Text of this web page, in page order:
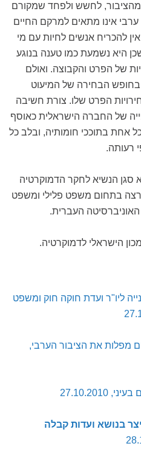
לחשש ולפחד שמקורם
ערבי אינו מתאים למרקם החיים
אין להכריח אנשים לחיות עם מי
היא נשמעת כמו טענה בנוגע
של הפרט והקבוצה. ואולם
הבחירה של המיעוט
הפרט שלו. צורת חשיבה
של החברה הישראלית כאוסף
אחת בתוככי חומותיה, ובלב כל
רעותה.
סגן הנשיא לחקר הדמוקרטיה
בתחום משפט פלילי ומשפט
העברית.
הישראלי לדמוקרטיה.
ליו"ר ועדת חוקה חוק ומשפט
מפלות את הציבור הערבי,
בנושא ועדות קבלה